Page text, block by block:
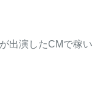
出演したCMで稼い